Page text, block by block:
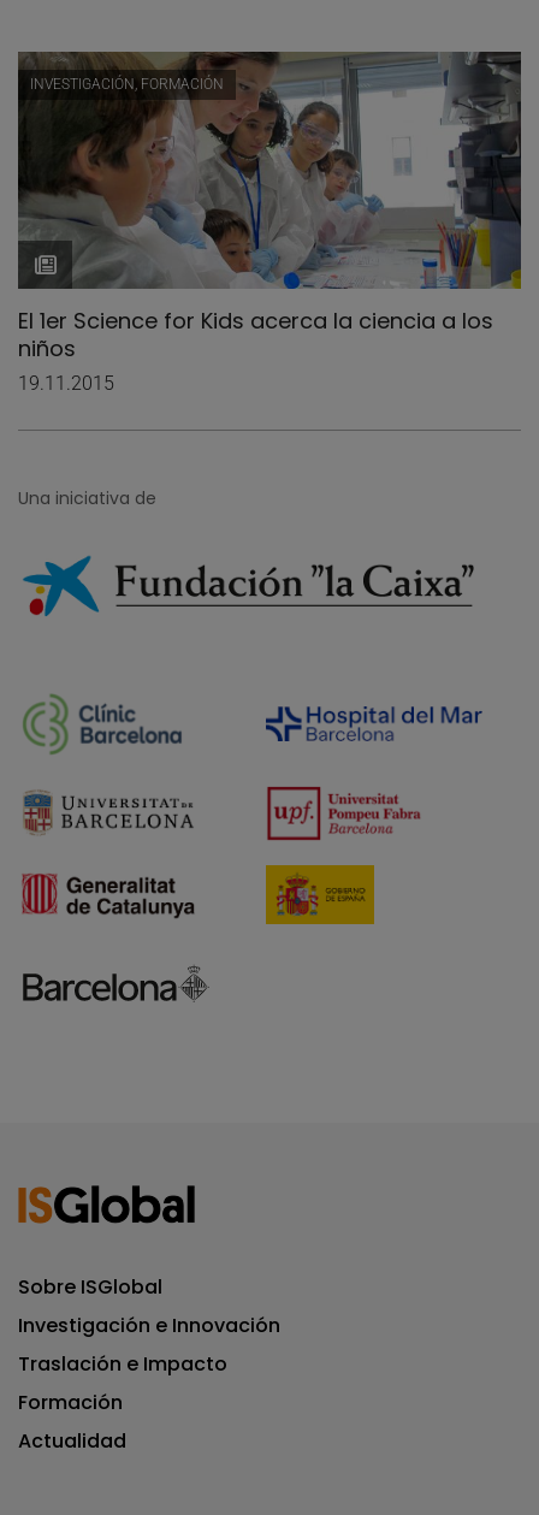
INVESTIGACIÓN, FORMACIÓN
El 1er Science for Kids acerca la ciencia a los
niños
19.11.2015
Una iniciativa de
Sobre ISGlobal
Investigación e Innovación
Traslación e Impacto
Formación
Actualidad